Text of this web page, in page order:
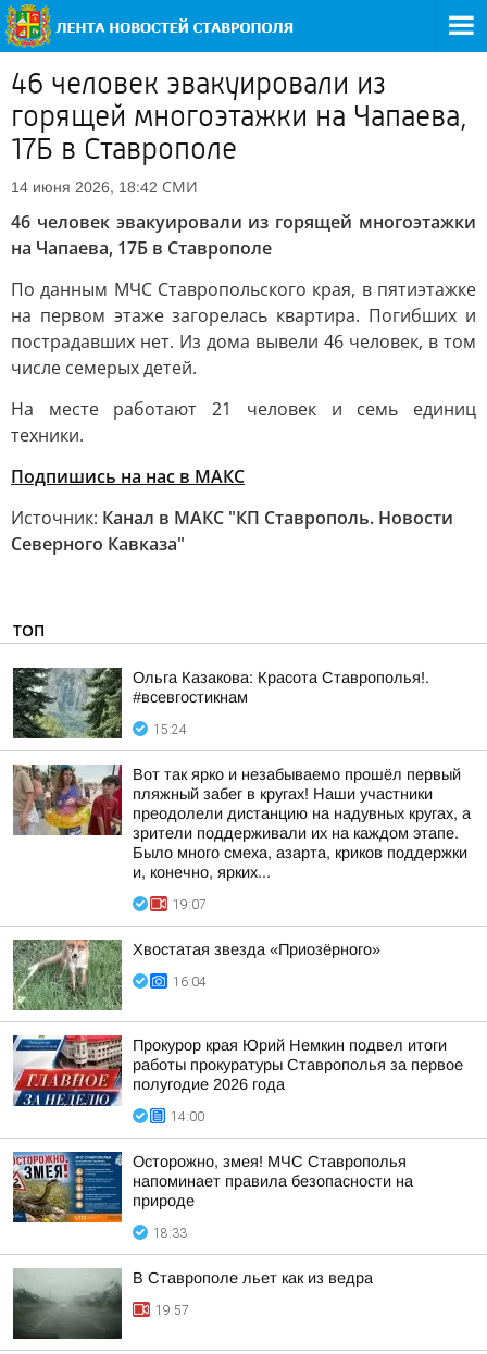
46 человек эвакуировали из
горящей многоэтажки на Чапаева,
17Б в Ставрополе
14 июня 2026, 18:42 СМИ
46 человек эвакуировали из горящей многоэтажки
на Чапаева, 17Б в Ставрополе
По данным МЧС Ставропольского края, в пятиэтажке
на первом этаже загорелась квартира. Погибших и
пострадавших нет. Из дома вывели 46 человек, в том
числе семерых детей.
На месте работают 21 человек и семь единиц
техники.
Подпишись на нас в МАКС
Источник: Канал в МАКС "КП Ставрополь. Новости
Северного Кавказа"
ТОП
Ольга Казакова: Красота Ставрополья!.
#всевгостикнам
15:24
Вот так ярко и незабываемо прошёл первый
пляжный забег в кругах! Наши участники
преодолели дистанцию на надувных кругах, а
зрители поддерживали их на каждом этапе.
Было много смеха, азарта, криков поддержки
и, конечно, ярких...
19:07
Хвостатая звезда «Приозёрного»
16:04
Прокурор края Юрий Немкин подвел итоги
работы прокуратуры Ставрополья за первое
полугодие 2026 года
14:00
Осторожно, змея! МЧС Ставрополья
напоминает правила безопасности на
природе
18:33
В Ставрополе льет как из ведра
19:57